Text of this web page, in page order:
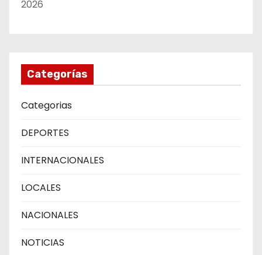
2026
Categorías
Categorias
DEPORTES
INTERNACIONALES
LOCALES
NACIONALES
NOTICIAS